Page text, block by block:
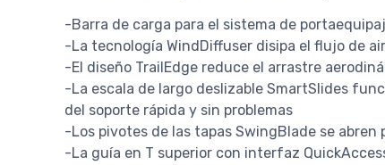
-Barra de carga para el sistema de
-La tecnología WindDiffuser disipa el flujo de
-El diseño TrailEdge reduce el arrastre
-La escala de largo deslizable SmartSlides
del soporte rápida y sin problemas
-Los pivotes de las tapas SwingBlade se
-La guía en T superior con interfaz